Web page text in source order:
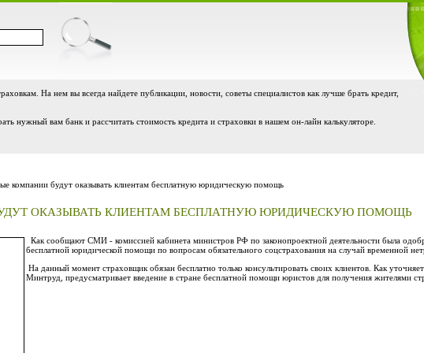
На нем вы всегда найдете публикации, новости, советы специалистов как лучше брать кредит,
нужный вам банк и рассчитать стоимость кредита и страховки в нашем он-лайн калькуляторе.
компании будут оказывать клиентам бесплатную юридическую помощь
ОКАЗЫВАТЬ КЛИЕНТАМ БЕСПЛАТНУЮ ЮРИДИЧЕСКУЮ ПОМОЩЬ
Как сообщают СМИ - комиссией кабинета министров РФ по законопроектной деятельности была
бесплатной юридической помощи по вопросам обязательного соцстрахования на случай временной
На данный момент страховщик обязан бесплатно только консультировать своих клиентов. Как
Минтруд, предусматривает введение в стране бесплатной помощи юристов для получения жителями